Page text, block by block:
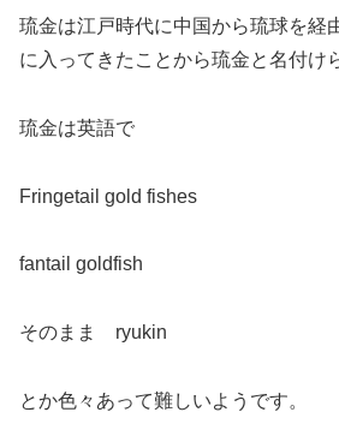
琉金は江戸時代に中国から琉球を経
に入ってきたことから琉金と名付け
琉金は英語で
Fringetail gold fishes
fantail goldfish
そのまま ryukin
とか色々あって難しいようです。